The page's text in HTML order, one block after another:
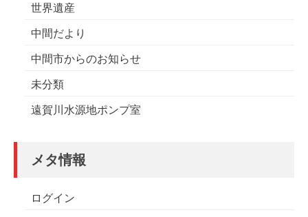
世界遺産
中間だより
中間市からのお知らせ
未分類
遠賀川水源地ポンプ室
メタ情報
ログイン